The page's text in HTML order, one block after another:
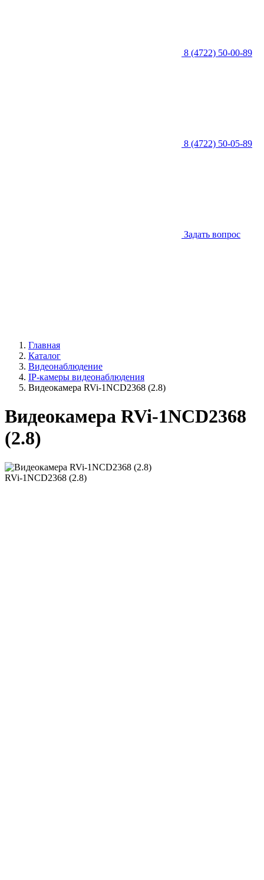
8 (4722) 50-00-89
8 (4722) 50-05-89
Задать вопрос
Главная
Каталог
Видеонаблюдение
IP-камеры видеонаблюдения
Видеокамера RVi-1NCD2368 (2.8)
Видеокамера RVi-1NCD2368
(2.8)
RVi-1NCD2368 (2.8)